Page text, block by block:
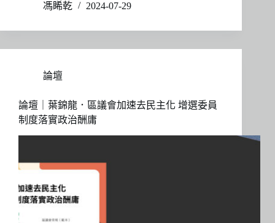
馮睎乾
2024-07-29
論壇
論壇｜葉錦龍．區議會加速去民主化 增選委員
制度落實政治酬庸